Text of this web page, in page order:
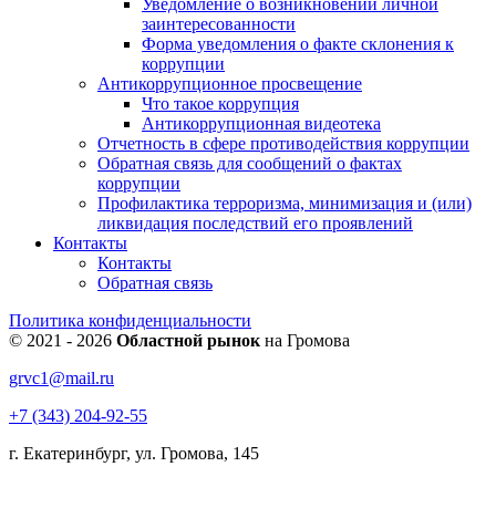
заинтересованности
Форма уведомления о факте склонения к
коррупции
Антикоррупционное просвещение
Что такое коррупция
Антикоррупционная видеотека
Отчетность в сфере противодействия коррупции
Обратная связь для сообщений о фактах
коррупции
Профилактика терроризма, минимизация и (или)
ликвидация последствий его проявлений
Контакты
Контакты
Обратная связь
Политика конфиденциальности
© 2021 - 2026 Областной рынок на Громова
grvc1@mail.ru
+7 (343) 204-92-55
г. Екатеринбург, ул. Громова, 145